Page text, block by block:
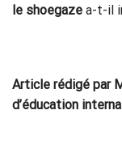
le shoegaze a-t-il
Article rédigé par
d’éducation